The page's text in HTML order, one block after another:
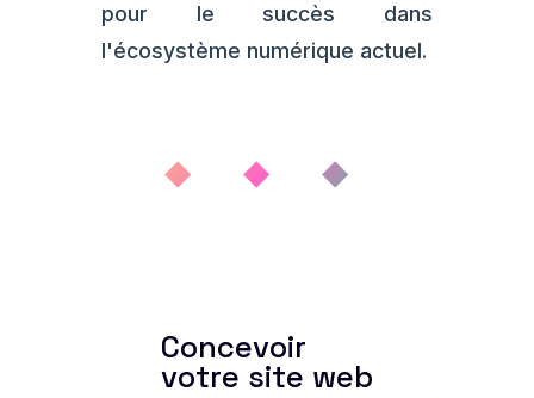
pour le succès dans
l'écosystème numérique actuel.
◆ ◆ ◆
Concevoir
votre site web